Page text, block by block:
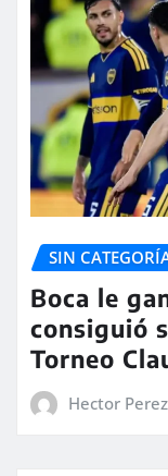
SIN
Boca le
consiguió
Torneo
Hector Perez